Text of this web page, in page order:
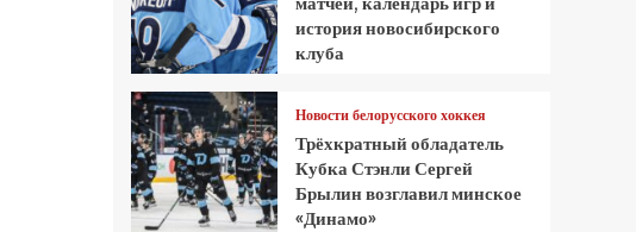
история новосибирского
клуба
Новости белорусского хоккея
Трёхкратный обладатель
Кубка Стэнли Сергей
Брылин возглавил минское
«Динамо»